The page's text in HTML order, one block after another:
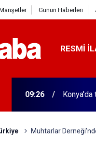
Günün Haberleri
RESMI
09:26 Konya'da
Muhtarlar